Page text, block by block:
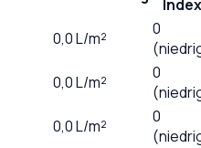
Index
0,0L/m²
0
0,0L/m²
0
0,0L/m²
0